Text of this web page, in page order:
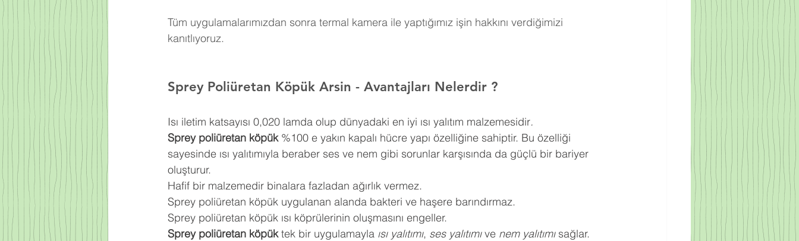
Tüm uygulamalarımızdan sonra termal kamera ile yaptığımız işin hakkını verdiğimizi
kanıtlıyoruz.
Sprey Poliüretan Köpük Arsin - Avantajları Nelerdir ?
Isı iletim katsayısı 0,020 lamda olup dünyadaki en iyi ısı yalıtım malzemesidir.
Sprey poliüretan köpük %100 e yakın kapalı hücre yapı özelliğine sahiptir. Bu özelliği
sayesinde ısı yalıtımıyla beraber ses ve nem gibi sorunlar karşısında da güçlü bir bariyer
oluşturur.
Hafif bir malzemedir binalara fazladan ağırlık vermez.
Sprey poliüretan köpük uygulanan alanda bakteri ve haşere barındırmaz.
Sprey poliüretan köpük ısı köprülerinin oluşmasını engeller.
Sprey poliüretan köpük tek bir uygulamayla ısı yalıtımı, ses yalıtımı ve nem yalıtımı sağlar.